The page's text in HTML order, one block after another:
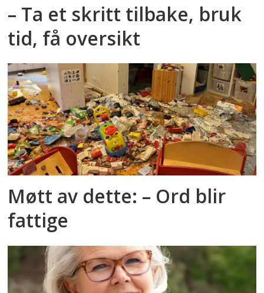
– Ta et skritt tilbake, bruk
tid, få oversikt
Møtt av dette: – Ord blir
fattige